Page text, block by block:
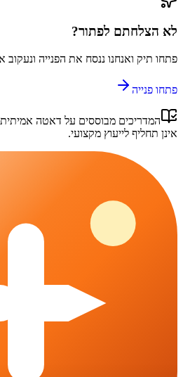
לא הצלחתם לפתור?
פתחו תיק ואנחנו ננסח את הפנייה
פתחו פנייה
המדריכים מבוססים על דאטה
אינן תחליף לייעוץ מקצועי.